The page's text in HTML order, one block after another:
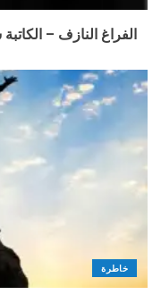
الفراغ النازف –
خاطرة